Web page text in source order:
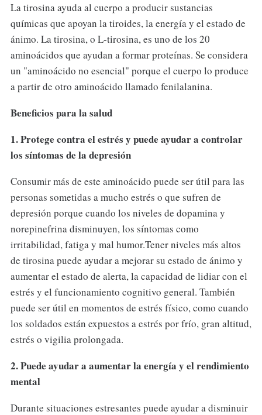
La tirosina ayuda al cuerpo a producir sustancias
químicas que apoyan la tiroides, la energía y el estado de
ánimo. La tirosina, o L-tirosina, es uno de los 20
aminoácidos que ayudan a formar proteínas. Se considera
un "aminoácido no esencial" porque el cuerpo lo produce
a partir de otro aminoácido llamado fenilalanina.
Beneficios para la salud
1. Protege contra el estrés y puede ayudar a controlar
los síntomas de la depresión
Consumir más de este aminoácido puede ser útil para las
personas sometidas a mucho estrés o que sufren de
depresión porque cuando los niveles de dopamina y
norepinefrina disminuyen, los síntomas como
irritabilidad, fatiga y mal humor.Tener niveles más altos
de tirosina puede ayudar a mejorar su estado de ánimo y
aumentar el estado de alerta, la capacidad de lidiar con el
estrés y el funcionamiento cognitivo general. También
puede ser útil en momentos de estrés físico, como cuando
los soldados están expuestos a estrés por frío, gran altitud,
estrés o vigilia prolongada.
2. Puede ayudar a aumentar la energía y el rendimiento
mental
Durante situaciones estresantes puede ayudar a disminuir